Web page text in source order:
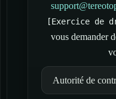
[Exercice de
vous demander
Autorité de